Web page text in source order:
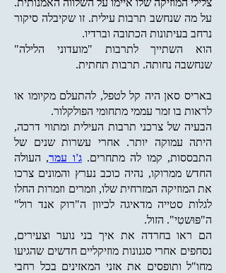
צלילי המוזיקה שלו איימו על השלווה האמנותית.
על מה שנחשב תרבות עילית. זו שקיבלה סיקור
נרחב בעיתונות הכתובה וברדיו.
הוא השתייך לתרבות "מועדוני הלילה"
שנחשבה נחותה. תרבות תחתית.
באריס סאן היה קל לטפל, להתעלם מקיומו או
לראות בו זמר עממי מתחומי הפולקלור.
הבעיה של צרכני תרבות העילית ומתווי דרכה,
היתה עמוקה יותר. אחרי עשרות שנים של
התבססות, קמו לה מתחרים.ג'ו עמר, העולה
החדש ממרוקו, נהיה כוכב נערץ והמונים צרכו
את המוזיקה המזרחית שלו, וזמרים וזמרות החלו
לגלות סטייה מדאיגה לכיוון ה"רוק אנד רול"
ה"פּוּשטִי". הזול.
הם ראו בחרדה את איך בני נוער וצעירים,
נסחפים אחרי סגנונות מוזיקליים חדשים שהגיעו
מחו"ל ותופסים את אזני המאזינים בכל רחבי